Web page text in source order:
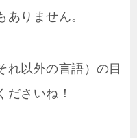
ありません。
れ以外の言語）の目
ださいね！